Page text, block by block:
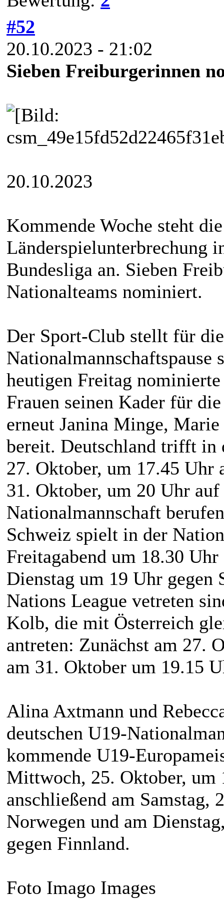
#52
20.10.2023 - 21:02
Sieben Freiburgerinnen
20.10.2023
Kommende Woche steht
Länderspielunterbrechung
Bundesliga an. Sieben
Nationalteams nominiert.
Der Sport-Club stellt für
Nationalmannschaftspause
heutigen Freitag
Frauen seinen Kader für
erneut Janina Minge,
bereit. Deutschland trifft in
27. Oktober, um 17.45 Uhr
31. Oktober, um 20 Uhr
Nationalmannschaft
Schweiz spielt in der
Freitagabend um 18.30 Uhr
Dienstag um 19 Uhr gegen
Nations League vetreten
Kolb, die mit Österreich
antreten: Zunächst am 27.
am 31. Oktober um 19.15
Alina Axtmann und
deutschen U19-
kommende U19-
Mittwoch, 25. Oktober, um
anschließend am Samstag,
Norwegen und am
gegen Finnland.
Foto Imago Images